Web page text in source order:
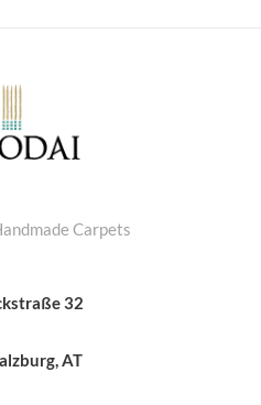
Carpets
32
AT